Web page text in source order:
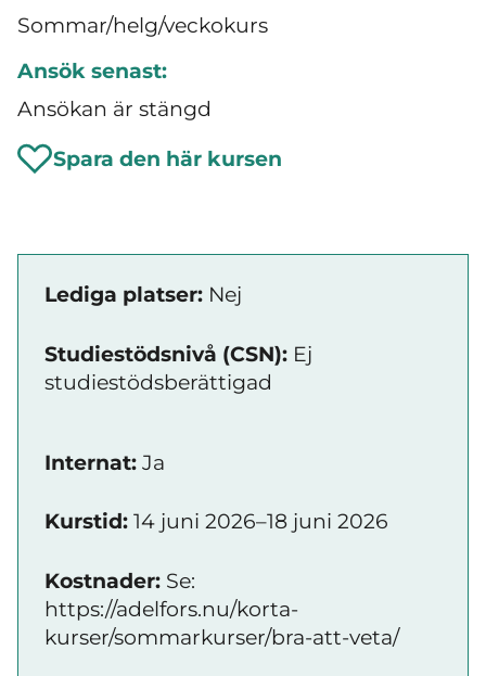
Sommar/helg/veckokurs
Ansök senast:
Ansökan är stängd
Spara den här kursen
Lediga platser: Nej
Studiestödsnivå (CSN): Ej
studiestödsberättigad
Internat: Ja
Kurstid: 14 juni 2026–18 juni 2026
Kostnader: Se:
https://adelfors.nu/korta-
kurser/sommarkurser/bra-att-veta/